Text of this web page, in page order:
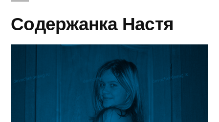
Содержанка Настя